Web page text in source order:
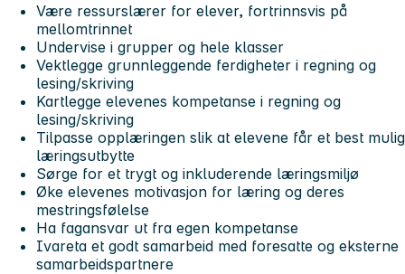
Være ressurslærer for elever, fortrinnsvis på
mellomtrinnet
Undervise i grupper og hele klasser
Vektlegge grunnleggende ferdigheter i regning og
lesing/skriving
Kartlegge elevenes kompetanse i regning og
lesing/skriving
Tilpasse opplæringen slik at elevene får et best mulig
læringsutbytte
Sørge for et trygt og inkluderende læringsmiljø
Øke elevenes motivasjon for læring og deres
mestringsfølelse
Ha fagansvar ut fra egen kompetanse
Ivareta et godt samarbeid med foresatte og eksterne
samarbeidspartnere